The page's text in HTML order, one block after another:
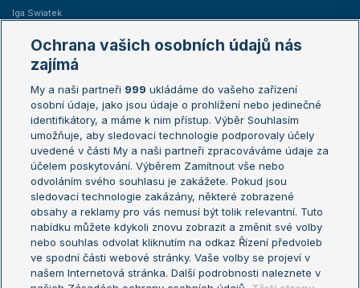
Iga Swiatek
Žebříčky
Žebříček ATP (muži)
Žebříček WTA (ženy)
Sázkařský žebříček
Australian Open
French Open
Wimbledon
US Open
Turnaj mistrů
Turnaj mistryň
Aktualní trendy
Fotbalové přestupy
Livesport Daily
Ochrana vašich osobních údajů nás
zajímá
My a naši partneři 999 ukládáme do vašeho zařízení
osobní údaje, jako jsou údaje o prohlížení nebo jedinečné
identifikátory, a máme k nim přístup. Výběr Souhlasím
umožňuje, aby sledovací technologie podporovaly účely
uvedené v části My a naši partneři zpracováváme údaje za
účelem poskytování. Výběrem Zamítnout vše nebo
odvoláním svého souhlasu je zakážete. Pokud jsou
sledovací technologie zakázány, některé zobrazené
obsahy a reklamy pro vás nemusí být tolik relevantní. Tuto
nabídku můžete kdykoli znovu zobrazit a změnit své volby
nebo souhlas odvolat kliknutím na odkaz Řízení předvoleb
ve spodní části webové stránky. Vaše volby se projeví v
našem Internetová stránka. Další podrobnosti naleznete v